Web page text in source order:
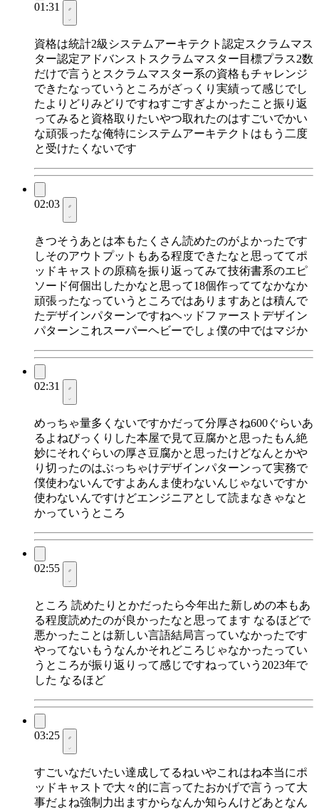
01:31
資格は統計2級システムアーキテクト認定スクラムマス
ター認定アドバンストスクラムマスター目標プラス2数
だけで言うとスクラムマスター系の資格もチャレンジ
できたなっていうところがざっくり実績って感じでし
たよりどりみどりですねすごすぎよかったこと振り返
ってみると資格取りたいやつ取れたのはすごいでかい
な頑張ったな俺特にシステムアーキテクトはもう二度
と受けたくないです
02:03
きつそうあとは本もたくさん読めたのがよかったです
しそのアウトプットもある程度できたなと思っててポ
ッドキャストの原稿を振り返ってみて技術書系のエピ
ソード何個出したかなと思って18個作っててなかなか
頑張ったなっていうところではありますあとは積んで
たデザインパターンですねヘッドファーストデザイン
パターンこれスーパーヘビーでしょ僕の中ではマジか
02:31
めっちゃ量多くないですかだって分厚さね600ぐらいあ
るよねびっくりした本屋で見て豆腐かと思ったもん絶
妙にそれぐらいの厚さ豆腐かと思ったけどなんとかや
り切ったのはぶっちゃけデザインパターンって実務で
僕使わないんですよあんま使わないんじゃないですか
使わないんですけどエンジニアとして読まなきゃなと
かっていうところ
02:55
ところ 読めたりとかだったら今年出た新しめの本もあ
る程度読めたのが良かったなと思ってます なるほどで
悪かったことは新しい言語結局言っていなかったです
やってないもうなんかそれどころじゃなかったってい
うところが振り返りって感じですねっていう2023年で
した なるほど
03:25
すごいなだいたい達成してるねいやこれはね本当にポ
ッドキャストで大々的に言ってたおかげで言うって大
事だよね強制力出ますからなんか知らんけどあとなん